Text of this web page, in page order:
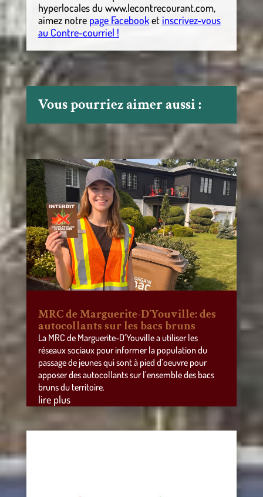
hyperlocalesdu www.lecontrecourant.com,
aimez notre page Facebooket inscrivez-vous
au Contre-courriel !
Vous pourriez aimer aussi :
MRC de Marguerite-D’Youville: des
autocollants sur les bacs bruns
La MRC de Marguerite-D’Youville a utiliser les
réseaux sociaux pour informer la population du
passage de jeunes qui sont à pied d’oeuvre pour
apposer des autocollants sur l’ensemble des bacs
bruns du territoire.
lire plus